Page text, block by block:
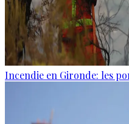
Incendie en Gironde: les